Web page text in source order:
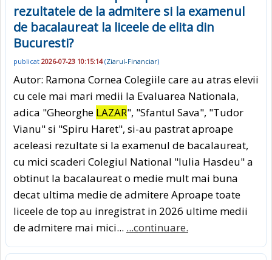
rezultatele de la admitere si la examenul
de bacalaureat la liceele de elita din
Bucuresti?
publicat 2026-07-23 10:15:14(Ziarul-Financiar)
Autor: Ramona Cornea Colegiile care au atras elevii
cu cele mai mari medii la Evaluarea Nationala,
adica "Gheorghe LAZAR", "Sfantul Sava", "Tudor
Vianu" si "Spiru Haret", si-au pastrat aproape
aceleasi rezultate si la examenul de bacalaureat,
cu mici scaderi Colegiul National "Iulia Hasdeu" a
obtinut la bacalaureat o medie mult mai buna
decat ultima medie de admitere Aproape toate
liceele de top au inregistrat in 2026 ultime medii
de admitere mai mici... ...continuare.